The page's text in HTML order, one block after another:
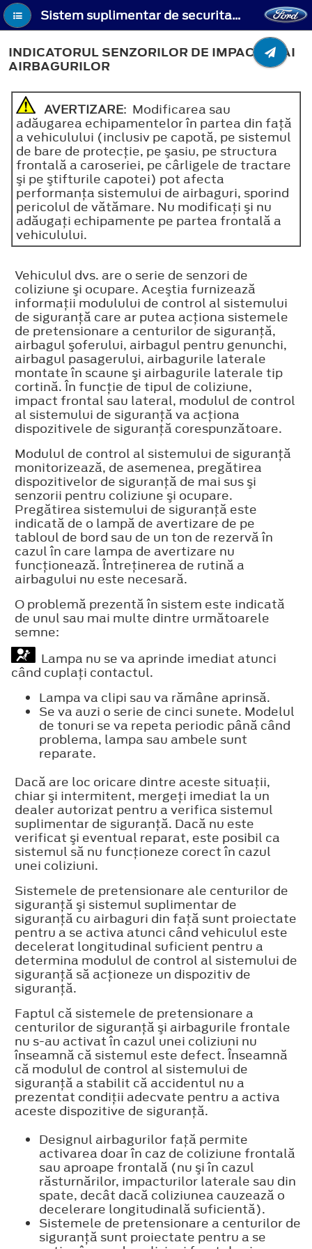
Sistem suplimentar de securitate - Indicatorul senzorilor de impact şi ai airbagurilor
INDICATORUL SENZORILOR DE IMPACT ŞI AI
AIRBAGURILOR
AVERTIZARE: Modificarea sau
adăugarea echipamentelor în partea din faţă
a vehiculului (inclusiv pe capotă, pe sistemul
de bare de protecţie, pe şasiu, pe structura
frontală a caroseriei, pe cârligele de tractare
şi pe ştifturile capotei) pot afecta
performanţa sistemului de airbaguri, sporind
pericolul de vătămare. Nu modificaţi şi nu
adăugaţi echipamente pe partea frontală a
vehiculului.
Vehiculul dvs. are o serie de senzori de
coliziune şi ocupare. Aceştia furnizează
informaţii modulului de control al sistemului
de siguranţă care ar putea acţiona sistemele
de pretensionare a centurilor de siguranţă,
airbagul şoferului, airbagul pentru genunchi,
airbagul pasagerului, airbagurile laterale
montate în scaune şi airbagurile laterale tip
cortină. În funcţie de tipul de coliziune,
impact frontal sau lateral, modulul de control
al sistemului de siguranţă va acţiona
dispozitivele de siguranţă corespunzătoare.
Modulul de control al sistemului de siguranţă
monitorizează, de asemenea, pregătirea
dispozitivelor de siguranţă de mai sus şi
senzorii pentru coliziune şi ocupare.
Pregătirea sistemului de siguranţă este
indicată de o lampă de avertizare de pe
tabloul de bord sau de un ton de rezervă în
cazul în care lampa de avertizare nu
funcţionează. Întreţinerea de rutină a
airbagului nu este necesară.
O problemă prezentă în sistem este indicată
de unul sau mai multe dintre următoarele
semne:
Lampa nu se va aprinde imediat atunci
când cuplaţi contactul.
Lampa va clipi sau va rămâne aprinsă.
Se va auzi o serie de cinci sunete. Modelul
de tonuri se va repeta periodic până când
problema, lampa sau ambele sunt
reparate.
Dacă are loc oricare dintre aceste situaţii,
chiar şi intermitent, mergeţi imediat la un
dealer autorizat pentru a verifica sistemul
suplimentar de siguranţă. Dacă nu este
verificat şi eventual reparat, este posibil ca
sistemul să nu funcţioneze corect în cazul
unei coliziuni.
Sistemele de pretensionare ale centurilor de
siguranţă şi sistemul suplimentar de
siguranţă cu airbaguri din faţă sunt proiectate
pentru a se activa atunci când vehiculul este
decelerat longitudinal suficient pentru a
determina modulul de control al sistemului de
siguranţă să acţioneze un dispozitiv de
siguranţă.
Faptul că sistemele de pretensionare a
centurilor de siguranţă şi airbagurile frontale
nu s-au activat în cazul unei coliziuni nu
înseamnă că sistemul este defect. Înseamnă
că modulul de control al sistemului de
siguranţă a stabilit că accidentul nu a
prezentat condiţii adecvate pentru a activa
aceste dispozitive de siguranţă.
Designul airbagurilor faţă permite
activarea doar în caz de coliziune frontală
sau aproape frontală (nu şi în cazul
răsturnărilor, impacturilor laterale sau din
spate, decât dacă coliziunea cauzează o
decelerare longitudinală suficientă).
Sistemele de pretensionare a centurilor de
siguranţă sunt proiectate pentru a se